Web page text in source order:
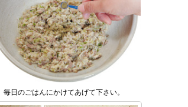
毎日のごはんにかけてあげて下さい。